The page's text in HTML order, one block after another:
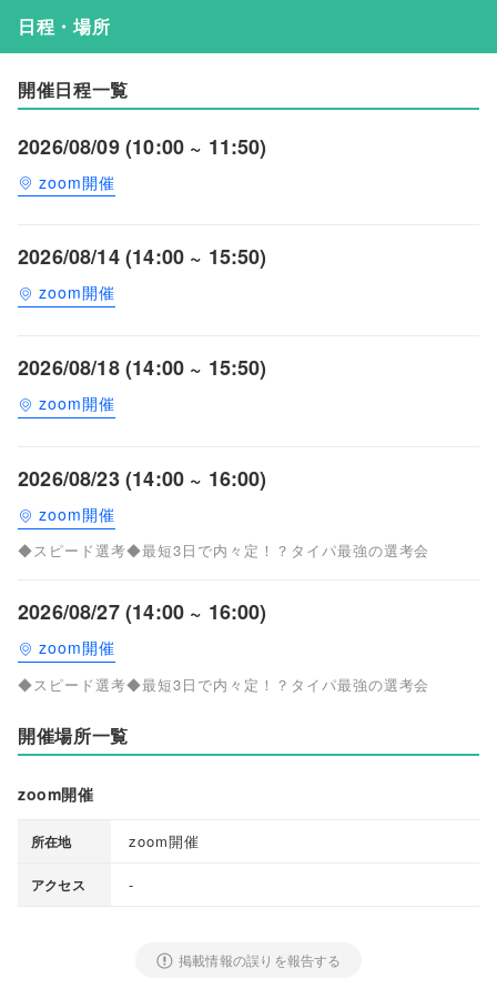
日程・場所
開催日程一覧
2026/08/09 (10:00 ~ 11:50)
zoom開催
2026/08/14 (14:00 ~ 15:50)
zoom開催
2026/08/18 (14:00 ~ 15:50)
zoom開催
2026/08/23 (14:00 ~ 16:00)
zoom開催
◆スピード選考◆最短3日で内々定！？タイパ最強の選考会
2026/08/27 (14:00 ~ 16:00)
zoom開催
◆スピード選考◆最短3日で内々定！？タイパ最強の選考会
開催場所一覧
zoom開催
所在地 zoom開催
アクセス -
掲載情報の誤りを報告する